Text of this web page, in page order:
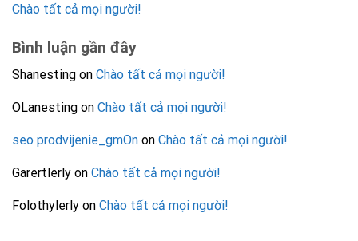
Chào tất cả mọi người!
Bình luận gần đây
Shanesting on Chào tất cả mọi người!
OLanesting on Chào tất cả mọi người!
seo prodvijenie_gmOn on Chào tất cả mọi người!
Garertlerly on Chào tất cả mọi người!
Folothylerly on Chào tất cả mọi người!